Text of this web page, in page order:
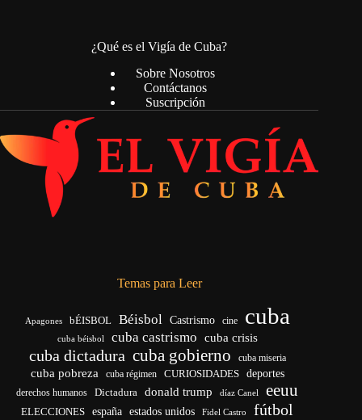
¿Qué es el Vigía de Cuba?
Sobre Nosotros
Contáctanos
Suscripción
Temas para Leer
Apagones bÉISBOL Béisbol Castrismo cine cuba
cuba béisbol cuba castrismo cuba crisis
cuba dictadura cuba gobierno cuba miseria
cuba pobreza cuba régimen CURIOSIDADES deportes
derechos humanos Dictadura donald trump díaz Canel eeuu
ELECCIONES españa estados unidos Fidel Castro fútbol